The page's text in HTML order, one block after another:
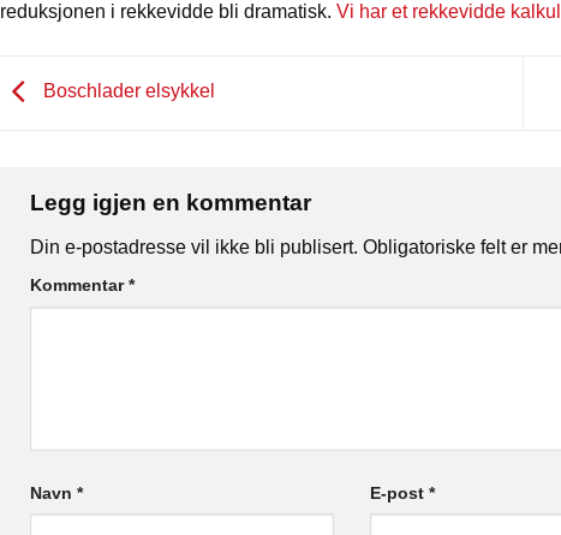
reduksjonen i rekkevidde bli dramatisk. Vi har et rekkevidde
Boschlader elsykkel
Legg igjen en kommentar
Din e-postadresse vil ikke bli publisert. Obligatoriske felt er
Kommentar*
Navn * E-post*